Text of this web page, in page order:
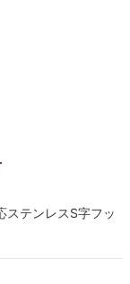
ステンレスS字フッ